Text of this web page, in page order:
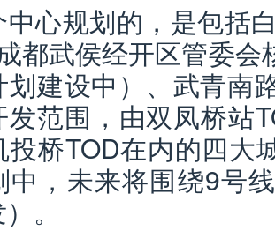
中心规划的，是包括
都武侯经开区管委
划建设中）、武青南
发范围，由双凤桥站
投桥TOD在内的四大
中，未来将围绕9号
。